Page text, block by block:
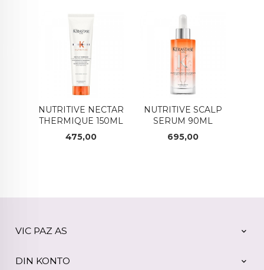
NUTRITIVE NECTAR
THERMIQUE 150ML
Pris
475,00
NUTRITIVE SCALP
SERUM 90ML
Pris
695,00
VIC PAZ AS
DIN KONTO